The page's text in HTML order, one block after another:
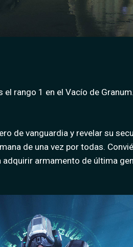
rango 1 en el Vacío de
de vanguardia y revelar su
de una vez por todas.
armamento de última